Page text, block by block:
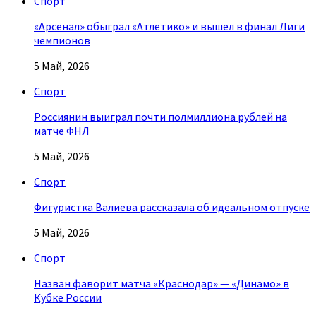
«Арсенал» обыграл «Атлетико» и вышел в финал Лиги
чемпионов
5 Май, 2026
Спорт
Россиянин выиграл почти полмиллиона рублей на
матче ФНЛ
5 Май, 2026
Спорт
Фигуристка Валиева рассказала об идеальном отпуске
5 Май, 2026
Спорт
Назван фаворит матча «Краснодар» — «Динамо» в
Кубке России